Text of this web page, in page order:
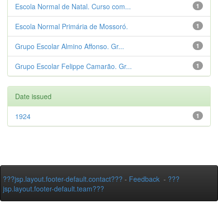
1
Escola Normal de Natal. Curso com...
1
Escola Normal Primária de Mossoró.
1
Grupo Escolar Almino Affonso. Gr...
1
Grupo Escolar Felippe Camarão. Gr...
Date issued
1
1924
???jsp.layout.footer-default.contact??? - Feedback - ???
jsp.layout.footer-default.team???